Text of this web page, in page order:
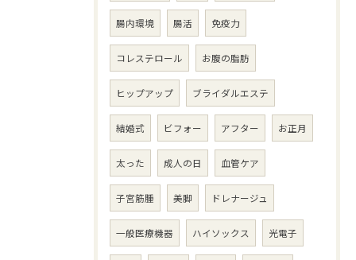
腸内環境 腸活 免疫力
コレステロール お腹の脂肪
ヒップアップ ブライダルエステ
結婚式 ビフォー アフター お正月
太った 成人の日 血管ケア
子宮筋腫 美脚 ドレナージュ
一般医療機器 ハイソックス 光電子